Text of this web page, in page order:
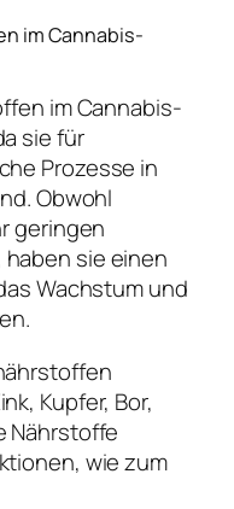
im Cannabis-
im Cannabis-
sie für
Prozesse in
Obwohl
geringen
sie einen
Wachstum und
Kupfer, Bor,
Nährstoffe
wie zum